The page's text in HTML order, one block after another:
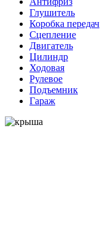
Глушитель
Коробка передач
Сцепление
Двигатель
Цилиндр
Ходовая
Рулевое
Подъемник
Гараж